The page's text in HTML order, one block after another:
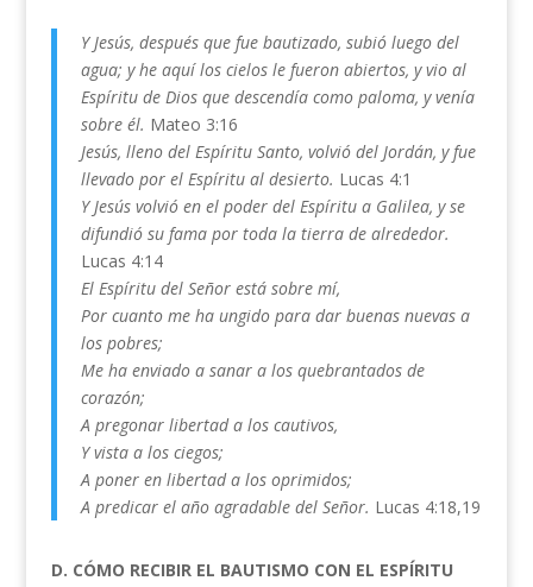
Y Jesús, después que fue bautizado, subió luego del
agua; y he aquí los cielos le fueron abiertos, y vio al
Espíritu de Dios que descendía como paloma, y venía
sobre él. Mateo 3:16
Jesús, lleno del Espíritu Santo, volvió del Jordán, y fue
llevado por el Espíritu al desierto. Lucas 4:1
Y Jesús volvió en el poder del Espíritu a Galilea, y se
difundió su fama por toda la tierra de alrededor.
Lucas 4:14
El Espíritu del Señor está sobre mí,
Por cuanto me ha ungido para dar buenas nuevas a
los pobres;
Me ha enviado a sanar a los quebrantados de
corazón;
A pregonar libertad a los cautivos,
Y vista a los ciegos;
A poner en libertad a los oprimidos;
A predicar el año agradable del Señor. Lucas 4:18,19
D. CÓMO RECIBIR EL BAUTISMO CON EL ESPÍRITU